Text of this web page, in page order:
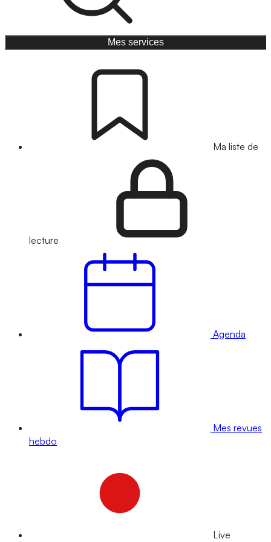
Mes services
Ma liste de
lecture
Agenda
Mes revues
hebdo
Live